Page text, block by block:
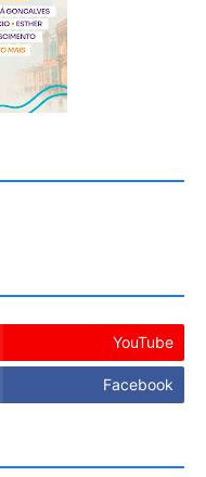
YouTube
Facebook